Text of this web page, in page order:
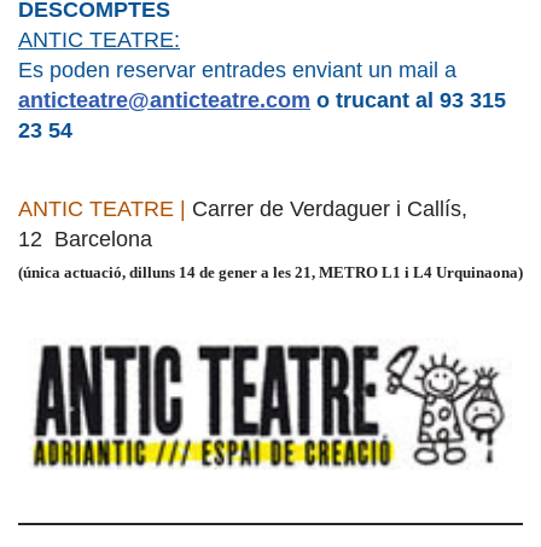
DESCOMPTES
ANTIC TEATRE:
Es poden reservar entrades enviant un mail a
anticteatre@anticteatre.com o trucant al 93 315
23 54
ANTIC TEATRE | Carrer de Verdaguer i Callís,
12 Barcelona
(única actuació, dilluns 14 de gener a les 21, METRO L1 i L4 Urquinaona)